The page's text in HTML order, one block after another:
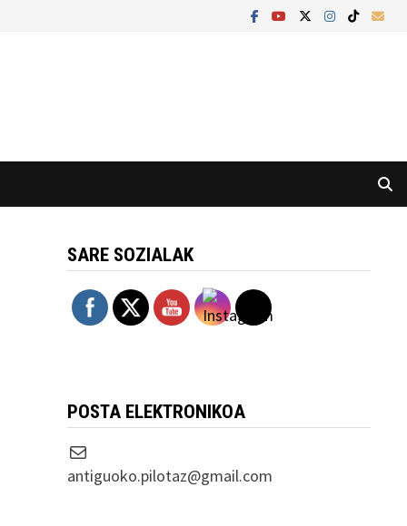
SARE SOZIALAK
POSTA ELEKTRONIKOA
Correo electrónico
antiguoko.pilotaz@gmail.com